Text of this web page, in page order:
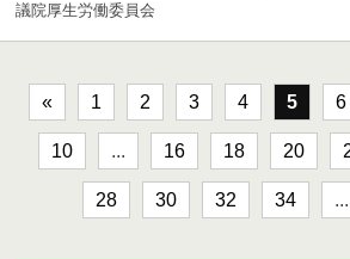
議院厚生労働委員会
« 1 2 3 4 5 6
10 ... 16 18 20
28 30 32 34 ...